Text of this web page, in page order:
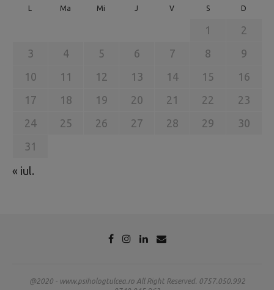
Ma Mi J V S D
1
2
3
4 5 6 7 8
9
10
11 12 13 14 15
16
17
18 19 20 21 22
23
24
25 26 27 28 29
30
31
« iul.
@2020 - www.psihologtulcea.ro All Right Reserved. 0757.050.992